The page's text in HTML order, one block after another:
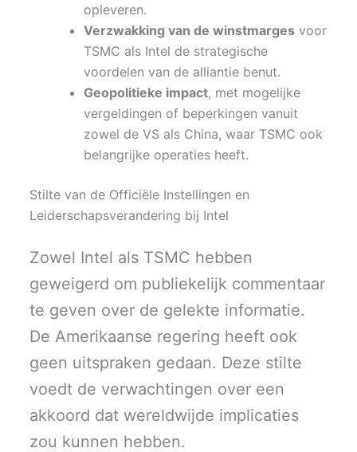
opleveren.
Verzwakking van de winstmarges voor
TSMC als Intel de strategische
voordelen van de alliantie benut.
Geopolitieke impact, met mogelijke
vergeldingen of beperkingen vanuit
zowel de VS als China, waar TSMC ook
belangrijke operaties heeft.
Stilte van de Officiële Instellingen en
Leiderschapsverandering bij Intel
Zowel Intel als TSMC hebben
geweigerd om publiekelijk commentaar
te geven over de gelekte informatie.
De Amerikaanse regering heeft ook
geen uitspraken gedaan. Deze stilte
voedt de verwachtingen over een
akkoord dat wereldwijde implicaties
zou kunnen hebben.